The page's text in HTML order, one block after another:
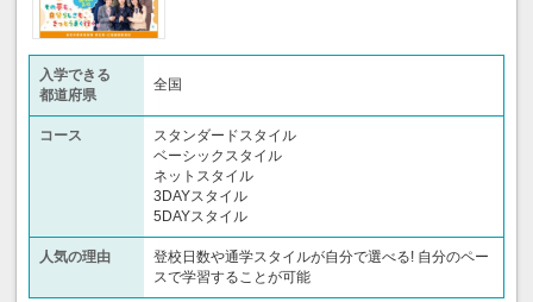
入学できる
都道府県
全国
コース
スタンダードスタイル
ベーシックスタイル
ネットスタイル
3DAYスタイル
5DAYスタイル
人気の理由
登校日数や通学スタイルが自分で選べる! 自分のペー
スで学習することが可能